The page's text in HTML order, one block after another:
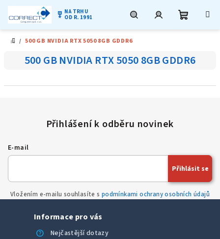
military_tech NA TRHU
OD R. 1991
košík
DOMŮ
/ 500 GB NVIDIA RTX 5050 8GB GDDR6
500 GB NVIDIA RTX 5050 8GB GDDR6
E-mail
Vložením e-mailu souhlasíte s podmínkami ochrany osobních údajů
Přihlásit se
Informace pro vás
help
Nejčastější dotazy